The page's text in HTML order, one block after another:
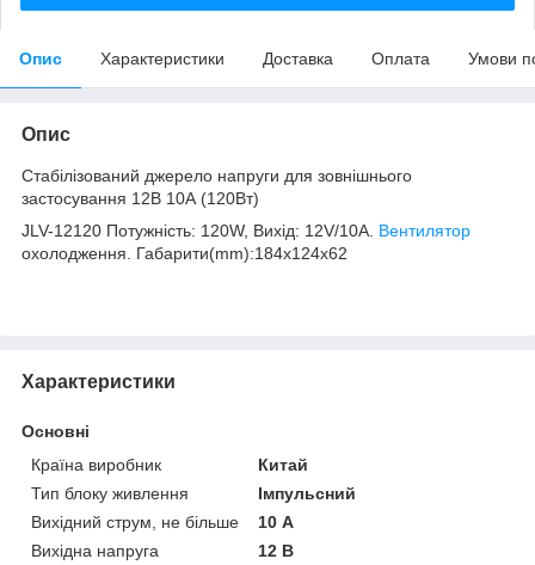
Опис Характеристики Доставка Оплата Умови
Опис
Стабілізований джерело напруги для зовнішнього
застосування 12В 10А (120Вт)
JLV-12120 Потужність: 120W, Вихід: 12V/10A. Вентилятор
охолодження. Габарити(mm):184x124x62
Характеристики
Основні
Країна виробник
Китай
Тип блоку живлення
Імпульсний
Вихідний струм, не більше
10 А
Вихідна напруга
12 В